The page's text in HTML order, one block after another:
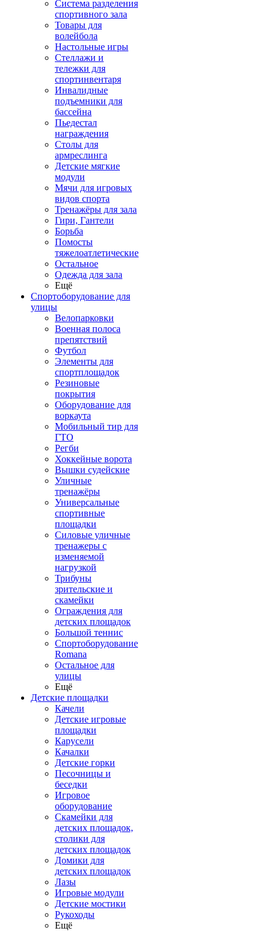
Система разделения
спортивного зала
Товары для
волейбола
Настольные игры
Стеллажи и
тележки для
спортинвентаря
Инвалидные
подъемники для
бассейна
Пьедестал
награждения
Столы для
армреслинга
Детские мягкие
модули
Мячи для игровых
видов спорта
Тренажёры для зала
Гири, Гантели
Борьба
Помосты
тяжелоатлетические
Остальное
Одежда для зала
Ещё
Спортоборудование для
улицы
Велопарковки
Военная полоса
препятствий
Футбол
Элементы для
спортплощадок
Резиновые
покрытия
Оборудование для
воркаута
Мобильный тир для
ГТО
Регби
Хоккейные ворота
Вышки судейские
Уличные
тренажёры
Универсальные
спортивные
площадки
Силовые уличные
тренажеры с
изменяемой
нагрузкой
Трибуны
зрительские и
скамейки
Ограждения для
детских площадок
Большой теннис
Спортоборудование
Romana
Остальное для
улицы
Ещё
Детские площадки
Качели
Детские игровые
площадки
Карусели
Качалки
Детские горки
Песочницы и
беседки
Игровое
оборудование
Скамейки для
детских площадок,
столики для
детских площадок
Домики для
детских площадок
Лазы
Игровые модули
Детские мостики
Рукоходы
Ещё